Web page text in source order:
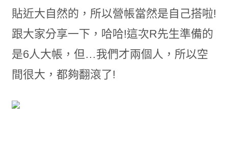
貼近大自然的，所以營帳當然是自己搭啦!
跟大家分享一下，哈哈!這次R先生準備的
是6人大帳，但…我們才兩個人，所以空
間很大，都夠翻滾了!